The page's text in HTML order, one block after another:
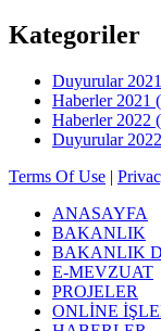
Kategoriler
Duyurular 2021
Haberler 2021
Haberler 2022
Duyurular 2022
Terms Of Use |
ANASAYFA
BAKANLIK
BAKANLIK
E-MEVZUAT
PROJELER
ONLİNE